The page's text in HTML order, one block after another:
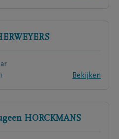
Bekijken
HORCKMANS